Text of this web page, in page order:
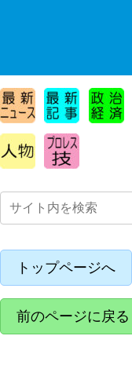
トップページへ
前のページに戻る